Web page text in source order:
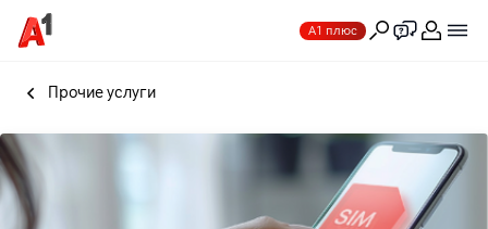
А1 плюс
Прочие услуги